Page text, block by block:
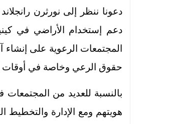
دعونا ننظر إلى نورثرن
دعم إستخدام الأراضي في
المجتمعات الرعوية على إنشاء
حقوق الرعي وخاصة في أوقات
بالنسبة للعديد من
هويتهم ومع الإدارة والتخطيط